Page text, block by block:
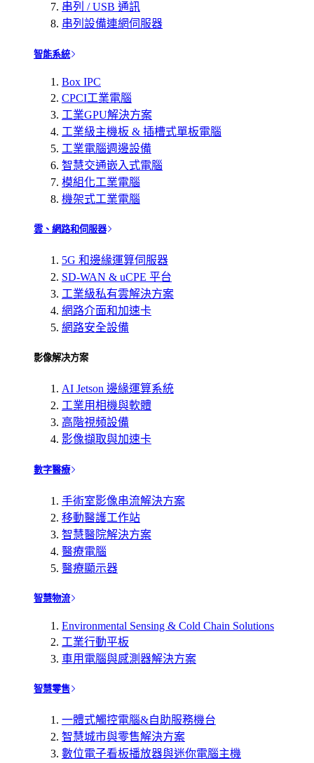
串列 / USB 通訊
串列設備連網伺服器
智能系統
Box IPC
CPCI工業電腦
工業GPU解決方案
工業級主機板 & 插槽式單板電腦
工業電腦週邊設備
智慧交通嵌入式電腦
模組化工業電腦
機架式工業電腦
雲、網路和伺服器
5G 和邊緣運算伺服器
SD-WAN & uCPE 平台
工業級私有雲解決方案
網路介面和加速卡
網路安全設備
影像解决方案
AI Jetson 邊緣運算系統
工業用相機與軟體
高階視頻設備
影像擷取與加速卡
數字醫療
手術室影像串流解決方案
移動醫護工作站
智慧醫院解決方案
醫療電腦
醫療顯示器
智慧物流
Environmental Sensing & Cold Chain Solutions
工業行動平板
車用電腦與感測器解決方案
智慧零售
一體式觸控電腦&自助服務機台
智慧城市與零售解決方案
數位電子看板播放器與迷你電腦主機